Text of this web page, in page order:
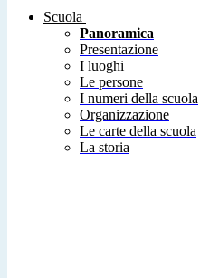
Scuola
Panoramica
Presentazione
I luoghi
Le persone
I numeri della scuola
Organizzazione
Le carte della scuola
La storia